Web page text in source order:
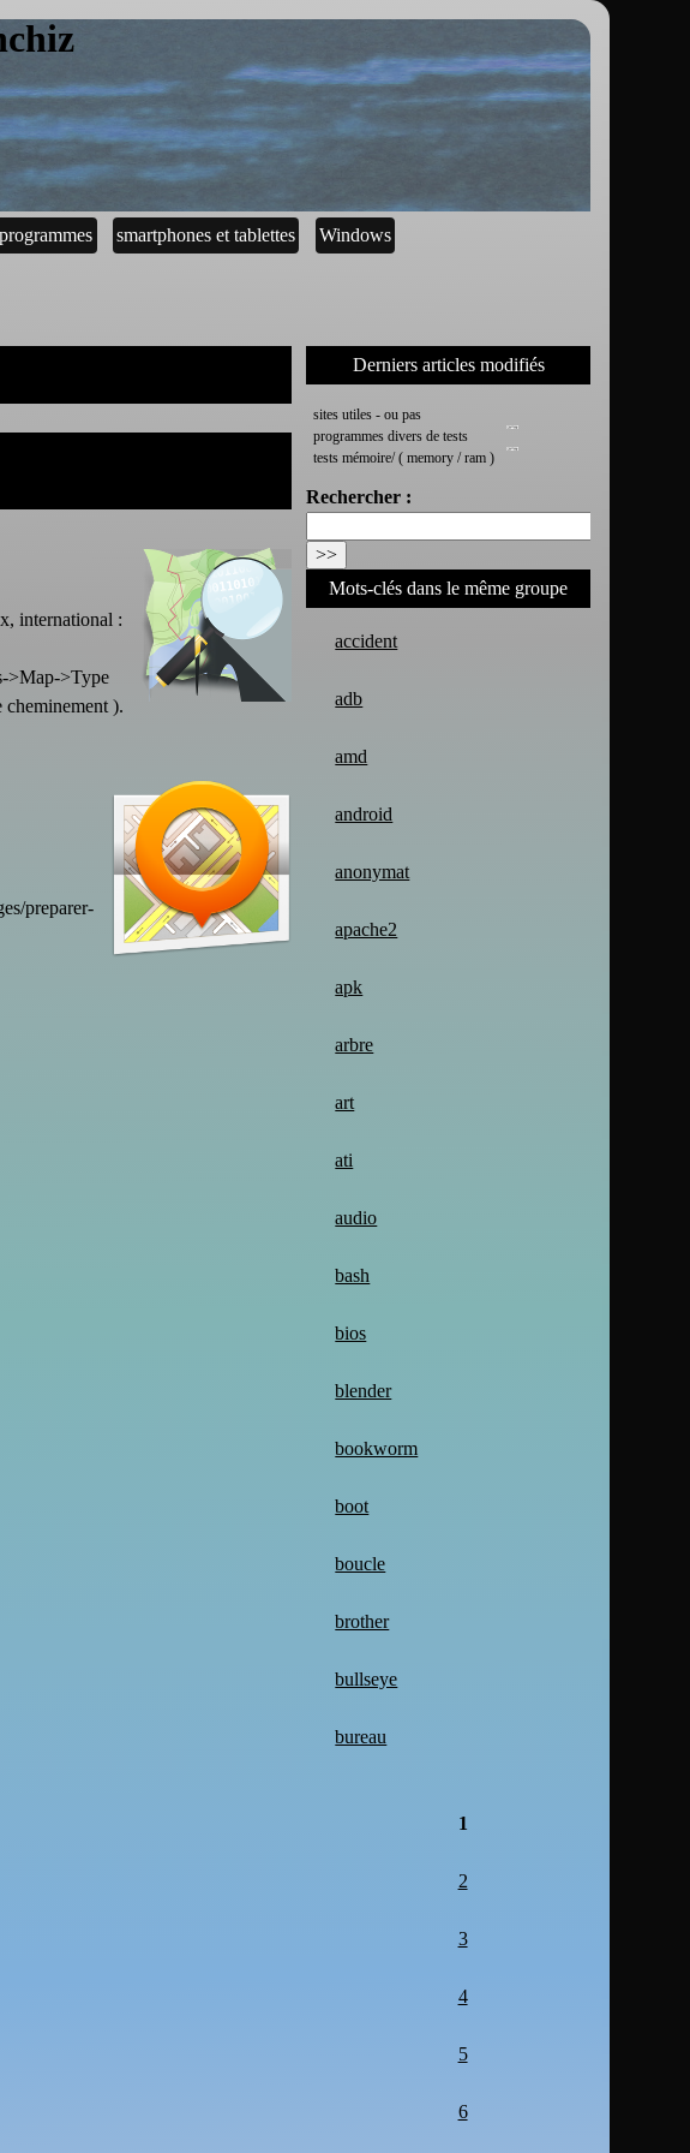
programmes smartphones et tablettes Windows
international :
>Map->Type
).
preparer-
Derniers articles modifiés
sites utiles - ou pas
programmes divers de tests
tests mémoire/ ( memory / ram )
Rechercher :
Mots-clés dans le même groupe
accident
adb
amd
android
anonymat
apache2
apk
arbre
art
ati
audio
bash
bios
blender
bookworm
boot
boucle
brother
bullseye
bureau
1
2
3
4
5
6